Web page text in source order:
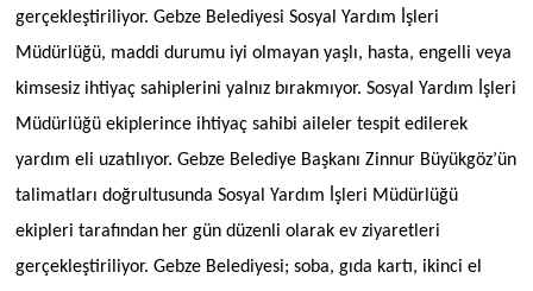
gerçekleştiriliyor. Gebze Belediyesi Sosyal Yardım İşleri
Müdürlüğü, maddi durumu iyi olmayan yaşlı, hasta, engelli veya
kimsesiz ihtiyaç sahiplerini yalnız bırakmıyor. Sosyal Yardım İşleri
Müdürlüğü ekiplerince ihtiyaç sahibi aileler tespit edilerek
yardım eli uzatılıyor. Gebze Belediye Başkanı Zinnur Büyükgöz’ün
talimatları doğrultusunda Sosyal Yardım İşleri Müdürlüğü
ekipleri tarafından her gün düzenli olarak ev ziyaretleri
gerçekleştiriliyor. Gebze Belediyesi; soba, gıda kartı, ikinci el